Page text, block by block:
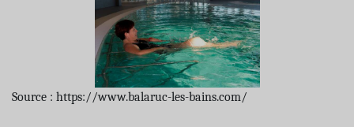
Source : https://www.balaruc-les-bains.com/